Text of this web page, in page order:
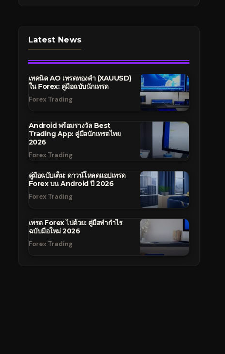
Latest News
เทคนิค AO เทรดทองคำ (XAUUSD)
ใน Forex: คู่มือฉบับนักเทรด
Forex Trading
Android พร้อมรางวัล Best
Trading App: คู่มือนักเทรดไทย
2026
Forex Trading
คู่มือฉบับเต็ม: ดาวน์โหลดแอปเทรด
Forex บน Android ปี 2026
Forex Trading
เทรด Forex ไปด้วย: คู่มือทำกำไร
ฉบับมือใหม่ 2026
Forex Trading